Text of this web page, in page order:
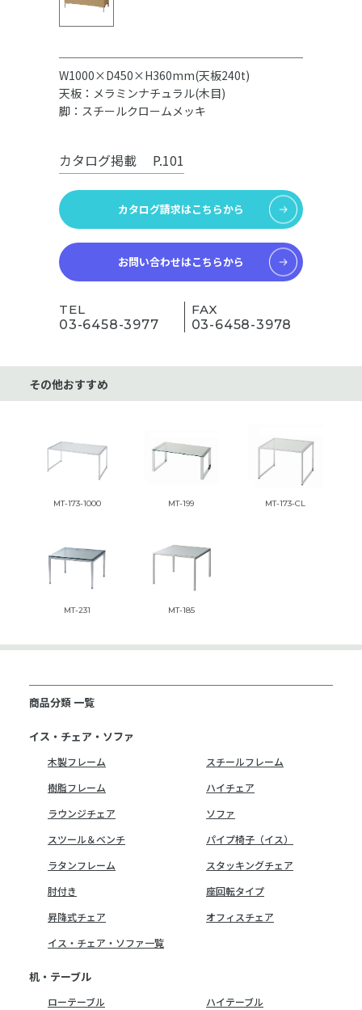
W1000×D450×H360mm(天板240t)
天板：メラミンナチュラル(木目)
脚：スチールクロームメッキ
カタログ掲載 P.101
カタログ請求はこちらから
お問い合わせはこちらから
TEL
03-6458-3977
FAX
03-6458-3978
その他おすすめ
MT-173-1000 MT-199 MT-173-CL
MT-231 MT-185
商品分類 一覧
イス・チェア・ソファ
木製フレーム
スチールフレーム
樹脂フレーム
ハイチェア
ラウンジチェア
ソファ
スツール＆ベンチ
パイプ椅子（イス）
ラタンフレーム
スタッキングチェア
肘付き
座回転タイプ
昇降式チェア
オフィスチェア
イス・チェア・ソファ一覧
机・テーブル
ローテーブル
ハイテーブル